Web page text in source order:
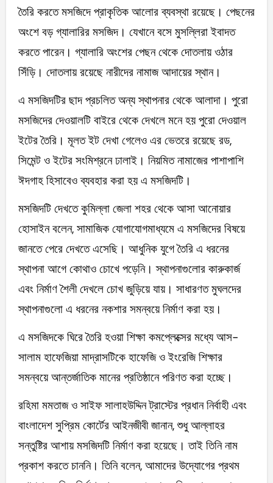
তৈরি করতে মসজিদে প্রাকৃতিক আলোর ব্যবস্থা রয়েছে। পেছনের
অংশে বড় গ্যালারির মসজিদ। যেখানে বসে মুসল্লিরা ইবাদত
করতে পারেন। গ্যালারি অংশের পেছন থেকে দোতলায় ওঠার
সিঁড়ি। দোতলায় রয়েছে নারীদের নামাজ আদায়ের স্থান।
এ মসজিদটির ছাদ প্রচলিত অন্য স্থাপনার থেকে আলাদা। পুরো
মসজিদের দেওয়ালটি বাইরে থেকে দেখলে মনে হয় পুরো দেওয়াল
ইটের তৈরি। মূলত ইট দেখা গেলেও এর ভেতরে রয়েছে রড,
সিমেন্ট ও ইটের সংমিশ্রনে ঢালাই। নিয়মিত নামাজের পাশাপাশি
ঈদগাহ হিসাবেও ব্যবহার করা হয় এ মসজিদটি।
মসজিদটি দেখতে কুমিল্লা জেলা শহর থেকে আসা আনোয়ার
হোসাইন বলেন, সামাজিক যোগাযোগমাধ্যমে এ মসজিদের বিষয়ে
জানতে পেরে দেখতে এসেছি। আধুনিক যুগে তৈরি এ ধরনের
স্থাপনা আগে কোথাও চোখে পড়েনি। স্থাপনাগুলোর কারুকার্জ
এবং নির্মাণ শৈলী দেখলে চোখ জুড়িয়ে যায়। সাধারণত মুঘলদের
স্থাপনাগুলো এ ধরনের নকশার সমন্বয়ে নির্মাণ করা হয়।
এ মসজিদকে ঘিরে তৈরি হওয়া শিক্ষা কমপ্লেক্সের মধ্যে আস-
সালাম হাফেজিয়া মাদ্রাসটিকে হাফেজি ও ইংরেজি শিক্ষার
সমন্বয়ে আন্তর্জাতিক মানের প্রতিষ্ঠানে পরিণত করা হচ্ছে।
রহিমা মমতাজ ও সাইফ সালাহউদ্দিন ট্রাস্টের প্রধান নির্বাহী এবং
বাংলাদেশ সুপ্রিম কোর্টের আইনজীবী জানান, শুধু আল্লাহর
সন্তুষ্টির আশায় মসজিদটি নির্মাণ করা হয়েছে। তাই তিনি নাম
প্রকাশ করতে চাননি। তিনি বলেন, আমাদের উদ্যোগের প্রথম